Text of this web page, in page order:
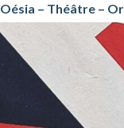
Oésia – Théâtre –